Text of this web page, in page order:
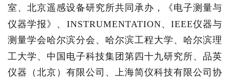
室、北京遥感设备研究所共同承办，《电子测量与
仪器学报》、INSTRUMENTATION、IEEE仪器与
测量学会哈尔滨分会、哈尔滨工程大学、哈尔滨理
工大学、中国电子科技集团第四十九研究所、品英
仪器（北京）有限公司、上海简仪科技有限公司协